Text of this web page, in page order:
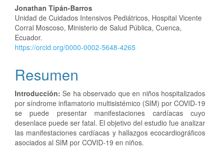
Jonathan Tipán-Barros
Unidad de Cuidados Intensivos Pediátricos, Hospital Vicente
Corral Moscoso, Ministerio de Salud Pública, Cuenca,
Ecuador.
https://orcid.org/0000-0002-5648-4265
Resumen
Introducción:Se ha observado que en niños hospitalizados
por síndrome inflamatorio multisistémico (SIM) por COVID-19
se puede presentar manifestaciones cardíacas cuyo
desenlace puede ser fatal. El objetivo del estudio fue analizar
las manifestaciones cardíacas y hallazgos ecocardiográficos
asociados al SIM por COVID-19 en niños.